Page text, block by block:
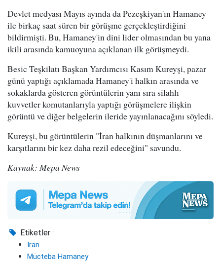
Devlet medyası Mayıs ayında da Pezeşkiyan'ın Hamaney
ile birkaç saat süren bir görüşme gerçekleştirdiğini
bildirmişti. Bu, Hamaney'in dini lider olmasından bu yana
ikili arasında kamuoyuna açıklanan ilk görüşmeydi.
Besic Teşkilatı Başkan Yardımcısı Kasım Kureyşi, pazar
günü yaptığı açıklamada Hamaney'i halkın arasında ve
sokaklarda gösteren görüntülerin yanı sıra silahlı
kuvvetler komutanlarıyla yaptığı görüşmelere ilişkin
görüntü ve diğer belgelerin ileride yayınlanacağını söyledi.
Kureyşi, bu görüntülerin "İran halkının düşmanlarını ve
karşıtlarını bir kez daha rezil edeceğini" savundu.
Kaynak: Mepa News
Etiketler :
İran
Mücteba Hamaney